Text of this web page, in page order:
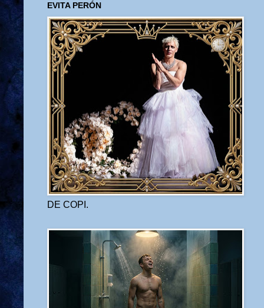
EVITA PERÓN
DE COPI.